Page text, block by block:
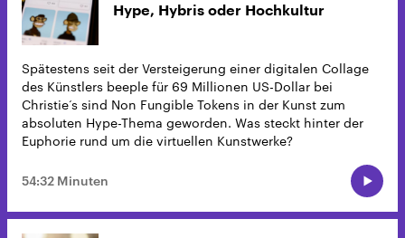
Hype, Hybris oder Hochkultur
Spätestens seit der Versteigerung einer digitalen Collage
des Künstlers beeple für 69 Millionen US-Dollar bei
Christie‘s sind Non Fungible Tokens in der Kunst zum
absoluten Hype-Thema geworden. Was steckt hinter der
Euphorie rund um die virtuellen Kunstwerke?
54:32 Minuten